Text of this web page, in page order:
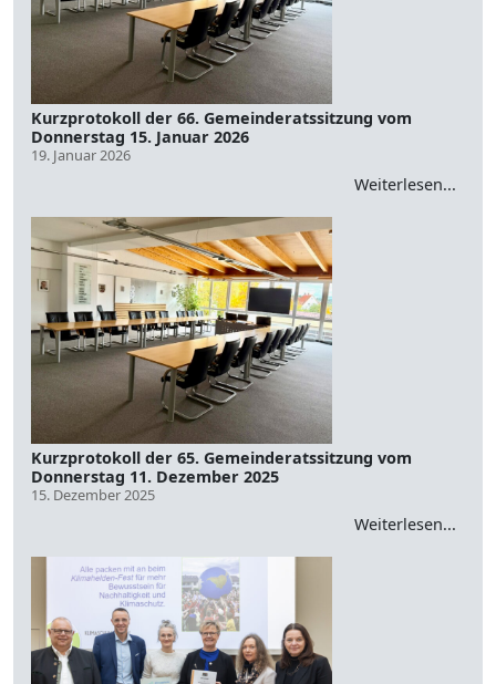
Kurzprotokoll der 66. Gemeinderatssitzung vom
Donnerstag 15. Januar 2026
19. Januar 2026
Weiterlesen...
Kurzprotokoll der 65. Gemeinderatssitzung vom
Donnerstag 11. Dezember 2025
15. Dezember 2025
Weiterlesen...